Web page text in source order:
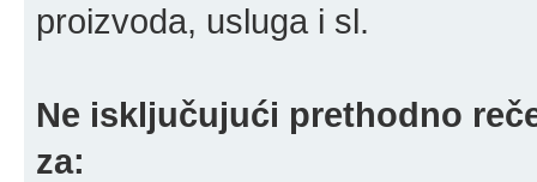
proizvoda, usluga i sl.
Ne isključujući prethodno
za: